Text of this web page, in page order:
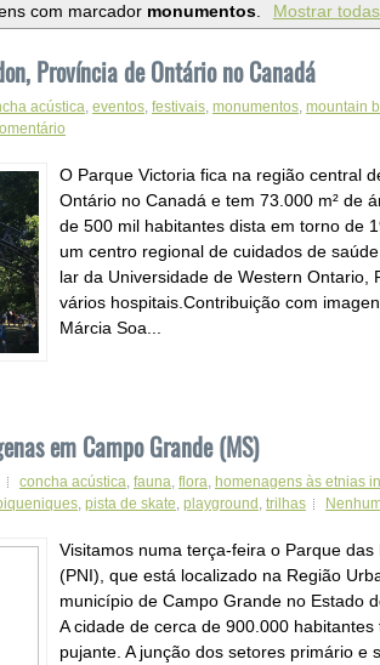
com marcador monumentos. Mostrar
Província de Ontário no Canadá
acústica eventos festivais monumentos mountain
O Parque Victoria fica na região central
Ontário no Canadá e tem 73.000 m² de
de 500 mil habitantes dista em torno de
um centro regional de cuidados de
lar da Universidade de Western Ontario,
vários hospitais.Contribuição com
Márcia Soa...
em Campo Grande (MS)
concha acústica fauna flora homenagens às etnias
pista de skate playground trilhas
Visitamos numa terça-feira o Parque
(PNI), que está localizado na Região
município de Campo Grande no Estado
A cidade de cerca de 900.000
pujante. A junção dos setores primário e